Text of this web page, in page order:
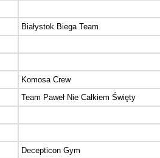
Białystok Biega Team
Komosa Crew
Team Paweł Nie Całkiem Święty
Decepticon Gym